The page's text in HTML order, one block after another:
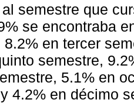
semestre que
se encontraba
8.2% en tercer
semestre,
5.1% en
4.2% en décimo